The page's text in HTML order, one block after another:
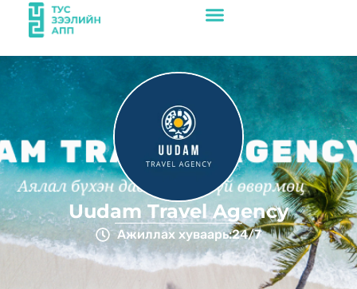
Uudam Travel Agency
Ажиллах хуваарь:24/7